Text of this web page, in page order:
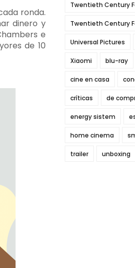
ronda.
dinero y
e
de 10
Twentieth Century
Twentieth Century
Universal Pictures
Xiaomi blu-ray
cine en casa
críticas de
energy sistem
home cinema
trailer unboxing